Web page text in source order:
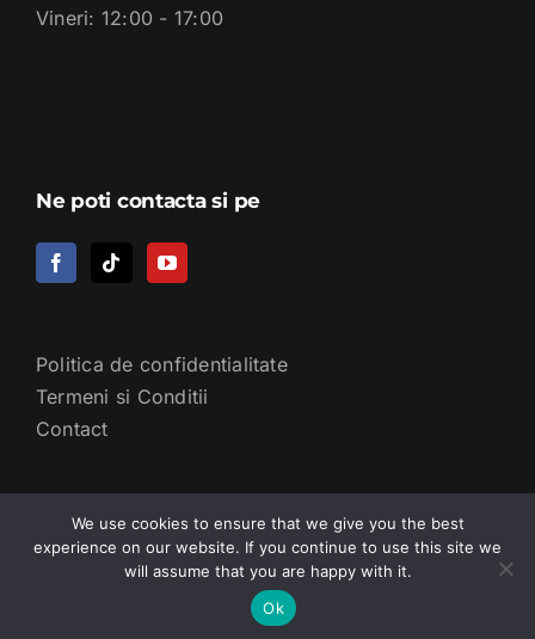
Vineri: 12:00 - 17:00
Ne poti contacta si pe
Politica de confidentialitate
Termeni si Conditii
Contact
© 2014 - URO TEAM - DR. GHEORGHE NIȚĂ
We use cookies to ensure that we give you the best
experience on our website. If you continue to use this site we
will assume that you are happy with it.
Ok